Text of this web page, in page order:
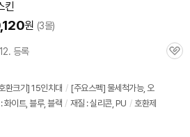
킨
원 (3몰)
등록
관
환크기] 15인치 대 / [주요스펙] 물세척가능, 오
화이트, 블루, 블랙 / 재질 : 실리콘, PU / 호환제